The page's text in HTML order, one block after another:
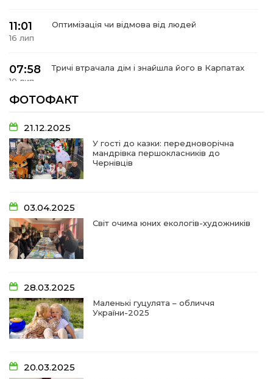
11:01
16 лип
Оптимізація чи відмова від людей
07:58
10 лип
Тричі втрачала дім і знайшла його в Карпатах
10 лип
13:30
06 лип
Від прикордонної застави до Донбасу:
14:18
01 лип
09:31
28 чер
Творчі підсумки юних художників
09:28
28 чер
Довгопільський рок заради благодійності
09:20
28 чер
Проза Людмили Охріменко: про те, що і гріє, і
болить…
14:44 Рік невідомості та болю:
ФОТОФАКТ
21.12.2025
У гості до казки: передноворічна
мандрівка першокласників до
Чернівців
03.04.2025
Світ очима юних екологів-художників
28.03.2025
Маленькі гуцулята – обличчя
України-2025
20.03.2025